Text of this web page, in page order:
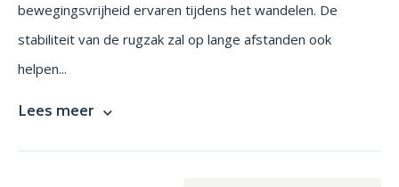
bewegingsvrijheid ervaren tijdens het wandelen. De
stabiliteit van de rugzak zal op lange afstanden ook
helpen...
Lees meer